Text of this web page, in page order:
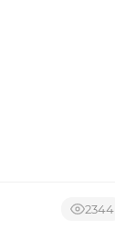
2344